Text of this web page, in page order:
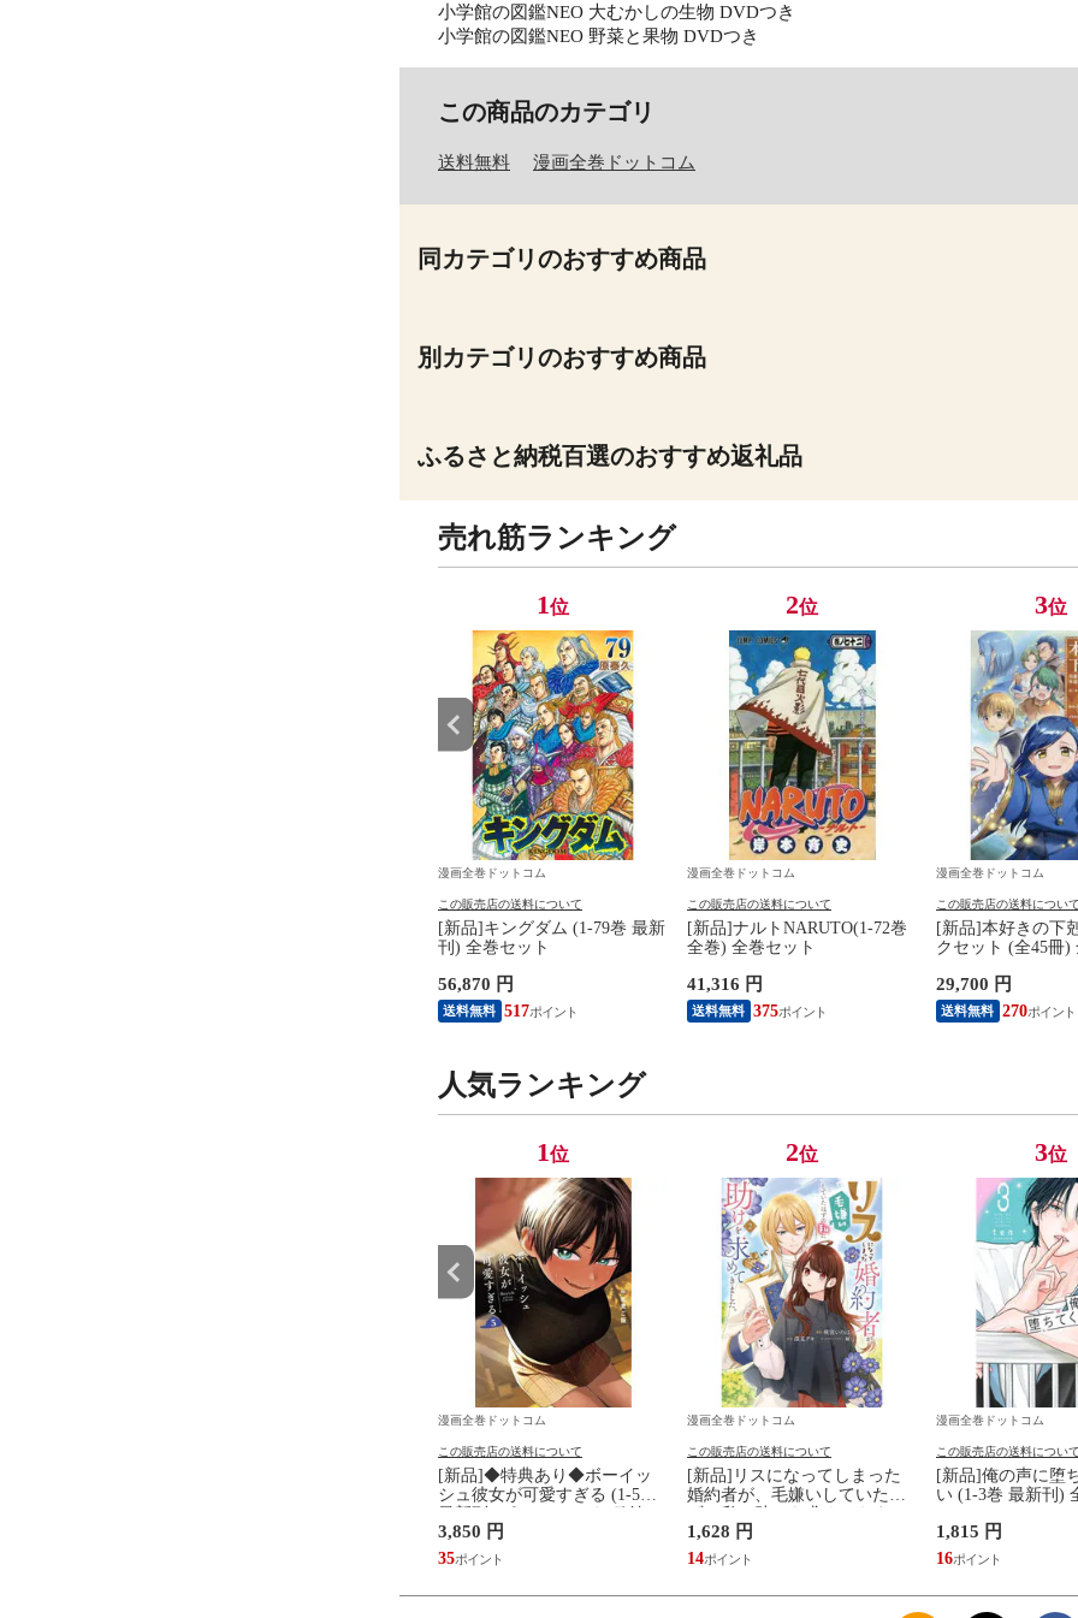
小学館の図鑑NEO 大むかしの生物 DVDつき
小学館の図鑑NEO 野菜と果物 DVDつき
この商品のカテゴリ
送料無料 漫画全巻ドットコム
同カテゴリのおすすめ商品
別カテゴリのおすすめ商品
ふるさと納税百選のおすすめ返礼品
売れ筋ランキング
1位
漫画全巻ドットコム
この販売店の送料について
[新品]キングダム (1-79巻 最新
刊) 全巻セット
56,870 円
送料無料 517
2位
漫画全巻ドットコム
この販売店の送料について
[新品]ナルトNARUTO(1-72巻
全巻) 全巻セット
41,316 円
送料無料 375
3位
漫画全巻ドットコム
この販売店の送料について
[新品]本好きの下
クセット (全45冊)
29,700 円
送料無料 270
人気ランキング
1位
漫画全巻ドットコム
この販売店の送料について
[新品]◆特典あり◆ボーイッ
シュ彼女が可愛すぎる (1-5巻
全巻セット
3,850 円
35
2位
漫画全巻ドットコム
この販売店の送料について
[新品]リスになってしまった
婚約者が、毛嫌いしていたは
た。 (1-2巻 最新刊) 全巻セッ
ト
1,628 円
14
3位
漫画全巻ドットコム
この販売店の送料について
[新品]俺の声に堕
い (1-3巻 最新刊)
1,815 円
16